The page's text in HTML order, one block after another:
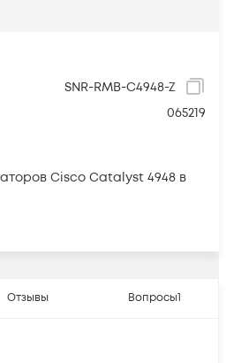
SNR-RMB-C4948-Z
065219
Cisco Catalyst 4948 в
Отзывы Вопросы1